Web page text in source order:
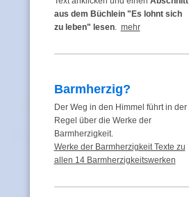
aus dem Büchlein "Es lohnt sich
zu leben" lesen. mehr
Barmherzig?
Der Weg in den Himmel führt in der
Regel über die Werke der
Barmherzigkeit.
Werke der Barmherzigkeit Texte zu
allen 14 Barmherzigkeitswerken